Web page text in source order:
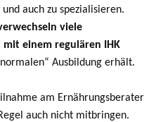
auch zu spezialisieren.
viele
mit einem regulären IHK
Ausbildung erhält.
am Ernährungsberater
auch nicht mitbringen.